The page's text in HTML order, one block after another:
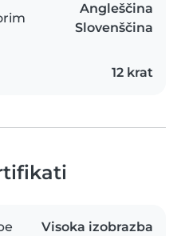
Angleščina
Slovenščina
12 krat
Visoka izobrazba